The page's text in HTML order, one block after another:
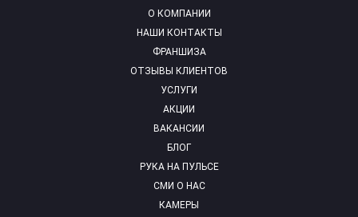
О КОМПАНИИ
НАШИ КОНТАКТЫ
ФРАНШИЗА
ОТЗЫВЫ КЛИЕНТОВ
УСЛУГИ
АКЦИИ
ВАКАНСИИ
БЛОГ
РУКА НА ПУЛЬСЕ
СМИ О НАС
КАМЕРЫ